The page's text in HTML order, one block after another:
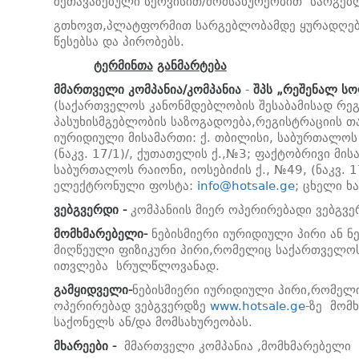
გთხოვთ,პლატფორმით სარგებლობამდე
წესებსა და პირობებს.
ტერმინთა განმარტება
მმართველი კომპანია/კომპანია - შპს„რეშენალ
(საქართველოს კანონმდებლობის შესაბამისად
პასუხისმგებლობის საზოგადოება,რეგისტრაციის
იურიდიული მისამართი: ქ. თბილისი,
(ნაკვ. 17/1)/, ქუთათელის ქ.,№3; ფაქტობრივი
საბურთალოს რაიონი, იოსებიძის ქ., №49, (ნაკვ.
ელექტრონული ფოსტა: info@hotsale.ge; ცხელი
ვებგვერდი - კომპანიის მიერ ოპერირებადი
მომხმარებელი- ნებისმიერი იურიდიული პირი ან
მიღწეული ფიზიკური პირი,რომელიც
ითვლება სრულწლოვანად.
გამყიდველი-ნებისმიერი იურიდიული
ოპერირებად ვებგვერდზე www.hotsale.ge-ზე
საქონელს ან/და მომსახურეობას.
მხარეები-მმართველი კომპანია ,მომხმარებელი